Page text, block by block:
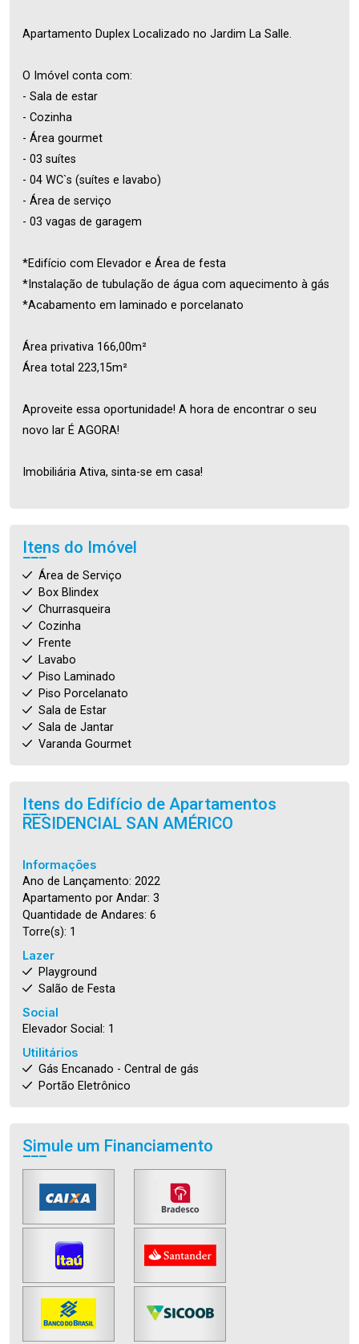
Apartamento Duplex Localizado no Jardim La Salle.
O Imóvel conta com:
- Sala de estar
- Cozinha
- Área gourmet
- 03 suítes
- 04 WC`s (suítes e lavabo)
- Área de serviço
- 03 vagas de garagem
*Edifício com Elevador e Área de festa
*Instalação de tubulação de água com aquecimento à gás
*Acabamento em laminado e porcelanato
Área privativa 166,00m²
Área total 223,15m²
Aproveite essa oportunidade! A hora de encontrar o seu
novo lar É AGORA!
Imobiliária Ativa, sinta-se em casa!
Itens do Imóvel
Área de Serviço
Box Blindex
Churrasqueira
Cozinha
Frente
Lavabo
Piso Laminado
Piso Porcelanato
Sala de Estar
Sala de Jantar
Varanda Gourmet
Itens do Edifício de Apartamentos
RESIDENCIAL SAN AMÉRICO
Informações
Ano de Lançamento: 2022
Apartamento por Andar: 3
Quantidade de Andares: 6
Torre(s): 1
Lazer
Playground
Salão de Festa
Social
Elevador Social: 1
Utilitários
Gás Encanado - Central de gás
Portão Eletrônico
Simule um Financiamento